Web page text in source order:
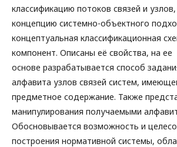
классификацию потоков связей и
концепцию системно-объектного
концептуальная классификационная
компонент. Описаны её свойства, на ее
основе разрабатывается способ
алфавита узлов связей систем,
предметное содержание. Также
манипулирования получаемыми
Обосновывается возможность и
построения нормативной системы,